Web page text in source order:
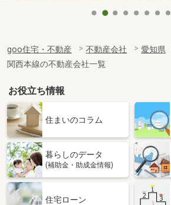
goo住宅・不動産 不動産会社 愛知県
関西本線の不動産会社一覧
お役立ち情報
住まいのコラム
暮らしのデータ
(補助金・助成金情報)
住宅ローン